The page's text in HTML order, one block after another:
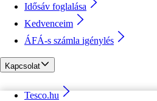
Idősáv foglalása
Kedvenceim
ÁFÁ-s számla igénylés
Kapcsolat
Tesco.hu